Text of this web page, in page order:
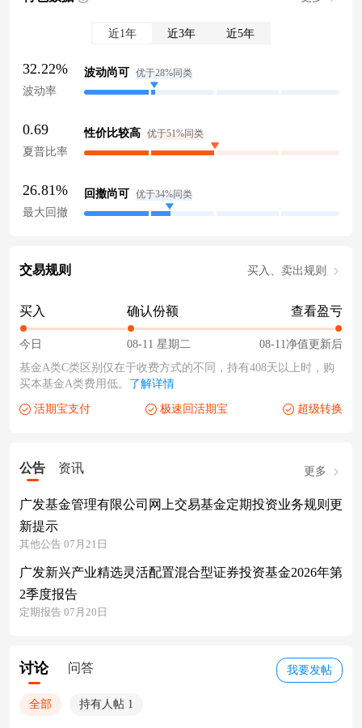
近1年 近3年 近5年
32.22%
波动率
波动尚可 优于28%同类
0.69
夏普比率
性价比较高 优于51%同类
26.81%
最大回撤
回撤尚可 优于34%同类
交易规则 买入、卖出规则
买入
今日
确认份额
08-11 星期二
查看盈亏
08-11净值更新后
基金A类C类区别仅在于收费方式的不同，持有408天以上时，购
买本基金A类费用低。 了解详情
活期宝支付 极速回活期宝 超级转换
公告 资讯 更多
广发基金管理有限公司网上交易基金定期投资业务规则更
新提示
其他公告 07月21日
广发新兴产业精选灵活配置混合型证券投资基金2026年第
2季度报告
定期报告 07月20日
我要发帖
讨论 问答
全部 持有人帖 1